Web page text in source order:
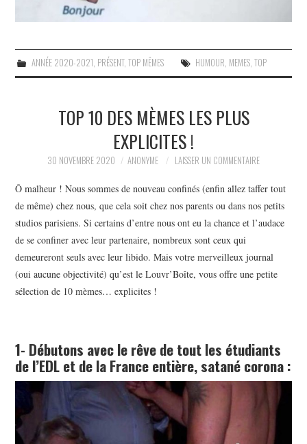
ANNÉE 2020-2021 PRÉSENT, TOP MÊMES HUMOUR MEMES, TOP
TOP 10 DES MÈMES LES PLUS
EXPLICITES !
30 NOVEMBRE 2020 ANONYME LAISSER UN COMMENTAIRE
Ô malheur ! Nous sommes de nouveau confinés (enfin allez taffer tout
de même) chez nous, que cela soit chez nos parents ou dans nos petits
studios parisiens. Si certains d’entre nous ont eu la chance et l’audace
de se confiner avec leur partenaire, nombreux sont ceux qui
demeureront seuls avec leur libido. Mais votre merveilleux journal
(oui aucune objectivité) qu’est le Louvr’Boîte, vous offre une petite
sélection de 10 mèmes… explicites !
1- Débutons avec le rêve de tout les étudiants
de l’EDL et de la France entière, satané corona :